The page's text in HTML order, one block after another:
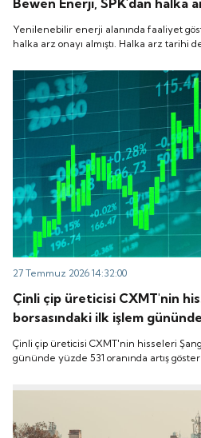
arz tarihi de belli oldu. İşte
Yenilenebilir enerji alanında faaliyet
halka arz onayı almıştı. Halka arz tarihi
27 Temmuz 2026 14:32:00
Çinli çip üreticisi CXMT'nin
borsasındaki ilk işlem
artış göstererek ilk imza attı.
Çinli çip üreticisi CXMT'nin hisseleri
gününde yüzde 531 oranında artış